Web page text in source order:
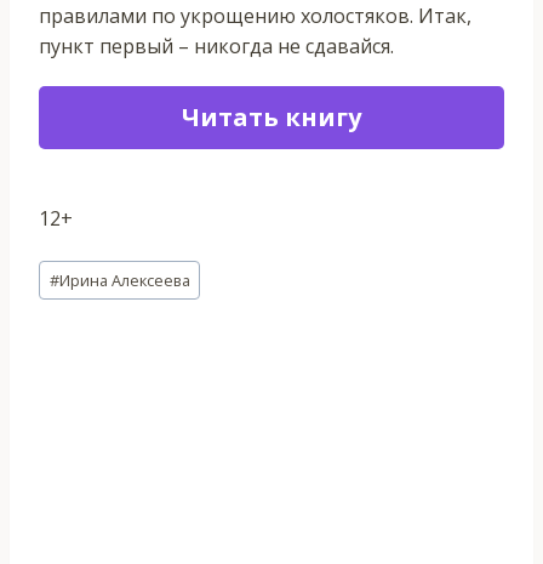
правилами по укрощению холостяков. Итак,
пункт первый – никогда не сдавайся.
Читать книгу
12+
Метки
записи:
#Ирина Алексеева